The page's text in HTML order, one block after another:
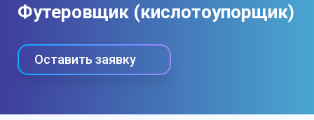
Футеровщик (кислотоупорщик)
Оставить заявку